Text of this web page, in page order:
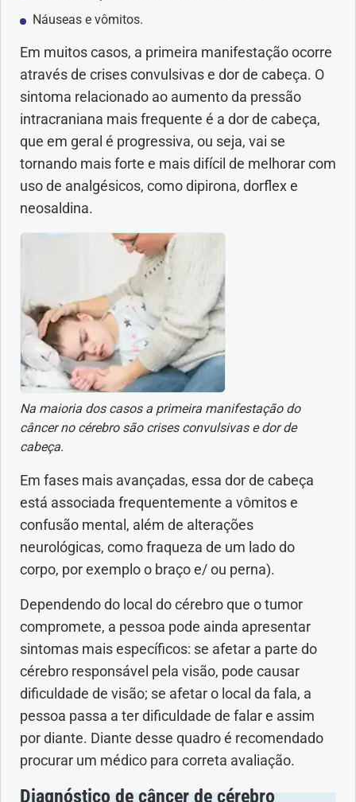
Saúde do nariz
Saúde dos Dentes
Saúde dos olhos
Saúde dos ouvidos
Saúde dos rins
Saúde mental
Sono
SUS
Urgências
Vacinas
Náuseas e vômitos.
Em muitos casos, a primeira manifestação ocorre
através de crises convulsivas e dor de cabeça. O
sintoma relacionado ao aumento da pressão
intracraniana mais frequente é a dor de cabeça,
que em geral é progressiva, ou seja, vai se
tornando mais forte e mais difícil de melhorar com
uso de analgésicos, como dipirona, dorflex e
neosaldina.
Na maioria dos casos a primeira manifestação do
câncer no cérebro são crises convulsivas e dor de
cabeça.
Em fases mais avançadas, essa dor de cabeça
está associada frequentemente a vômitos e
confusão mental, além de alterações
neurológicas, como fraqueza de um lado do
corpo, por exemplo o braço e/ ou perna).
Dependendo do local do cérebro que o tumor
compromete, a pessoa pode ainda apresentar
sintomas mais específicos: se afetar a parte do
cérebro responsável pela visão, pode causar
dificuldade de visão; se afetar o local da fala, a
pessoa passa a ter dificuldade de falar e assim
por diante. Diante desse quadro é recomendado
procurar um médico para correta avaliação.
Diagnóstico de câncer de cérebro